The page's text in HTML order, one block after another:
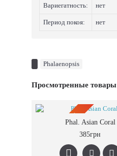
Вариегатность: нет
Период покоя: нет
Phalaenopsis
Просмотренные товары
ПРЕДЗАКАЗ
Phal. Asian Coral
385грн